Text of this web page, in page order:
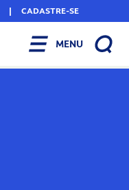
| CADASTRE-SE
MENU